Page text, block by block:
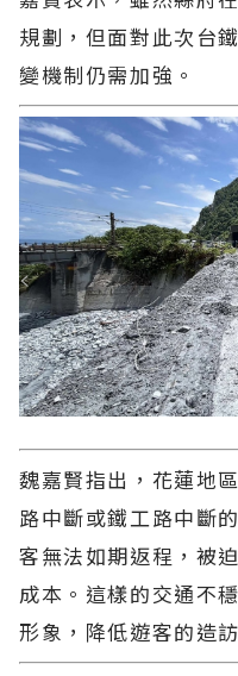
規劃，但面對此次台
變機制仍需加強。
魏嘉賢指出，花蓮地
路中斷或鐵工路中斷
客無法如期返程，被
成本。這樣的交通不
形象，降低遊客的造